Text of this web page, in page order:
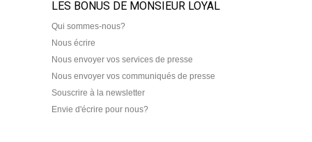
LES BONUS DE MONSIEUR LOYAL
Qui sommes-nous?
Nous écrire
Nous envoyer vos services de presse
Nous envoyer vos communiqués de presse
Souscrire à la newsletter
Envie d'écrire pour nous?